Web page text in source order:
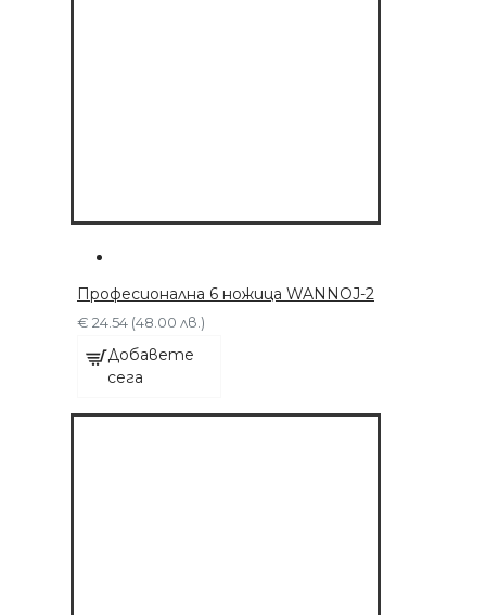
Професионална 6 ножица WANNOJ-2
€ 24.54 (48.00 лв.)
Добавете
сега